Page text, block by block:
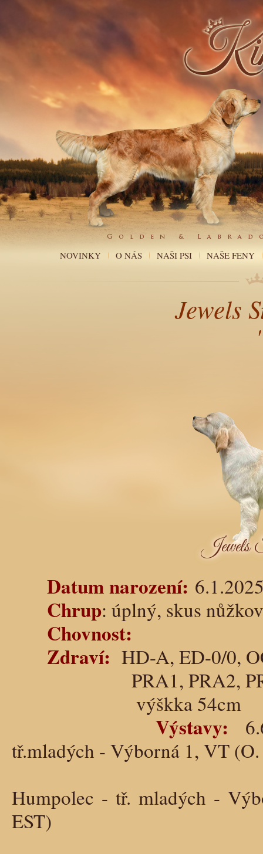
NOVINKY O NÁS NAŠI PSI NAŠE FENY
Jewels
Datum narození:
Chrup: úplný, skus
Chovnost:
Zdraví: HD-A, ED-0/0,
PRA1, PRA2, PRA-
výškka 54cm
Výstavy:
tř.mladých - Výborná 1, VT
Humpolec - tř. mladých -
EST)